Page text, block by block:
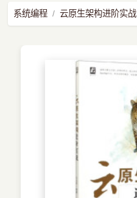
系统编程 云原生架构进阶实战